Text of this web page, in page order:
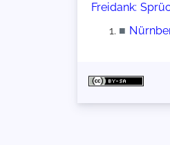
Freidank:
■